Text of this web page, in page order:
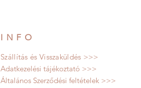
INFO
Szállítás és Visszaküldés >>>
Adatkezelési tájékoztató >>>
Általános Szerződési feltételek >>>